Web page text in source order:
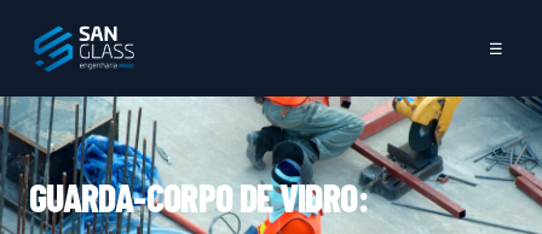
☰
GUARDA-CORPO DE VIDRO: